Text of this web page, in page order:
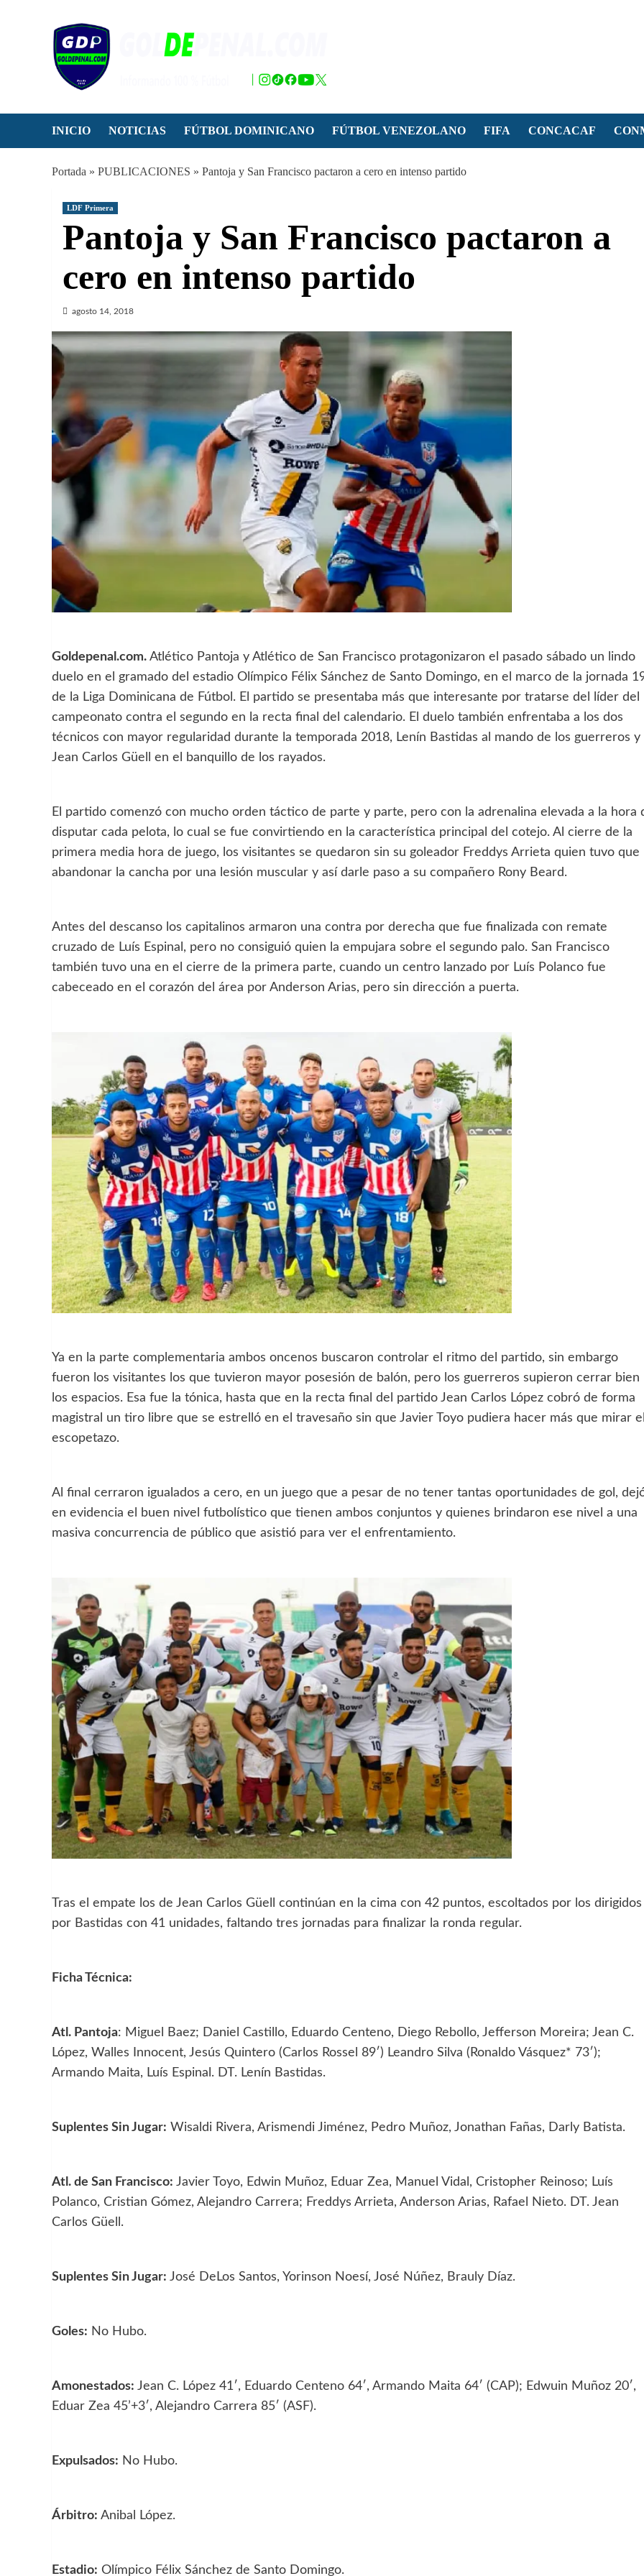
INICIO NOTICIAS FÚTBOL DOMINICANO FÚTBOL VENEZOLANO FIFA CONCACAF
Portada » PUBLICACIONES » Pantoja y San Francisco pactaron a cero en intenso partido
LDF Primera
Pantoja y San Francisco pactaron a
cero en intenso partido
agosto 14, 2018
Goldepenal.com. Atlético Pantoja y Atlético de San Francisco protagonizaron el pasado sábado un lindo
duelo en el gramado del estadio Olímpico Félix Sánchez de Santo Domingo, en el marco de la jornada
de la Liga Dominicana de Fútbol. El partido se presentaba más que interesante por tratarse del líder del
campeonato contra el segundo en la recta final del calendario. El duelo también enfrentaba a los dos
técnicos con mayor regularidad durante la temporada 2018, Lenín Bastidas al mando de los guerreros y
Jean Carlos Güell en el banquillo de los rayados.
El partido comenzó con mucho orden táctico de parte y parte, pero con la adrenalina elevada a la hora
disputar cada pelota, lo cual se fue convirtiendo en la característica principal del cotejo. Al cierre de la
primera media hora de juego, los visitantes se quedaron sin su goleador Freddys Arrieta quien tuvo que
abandonar la cancha por una lesión muscular y así darle paso a su compañero Rony Beard.
Antes del descanso los capitalinos armaron una contra por derecha que fue finalizada con remate
cruzado de Luís Espinal, pero no consiguió quien la empujara sobre el segundo palo. San Francisco
también tuvo una en el cierre de la primera parte, cuando un centro lanzado por Luís Polanco fue
cabeceado en el corazón del área por Anderson Arias, pero sin dirección a puerta.
Ya en la parte complementaria ambos oncenos buscaron controlar el ritmo del partido, sin embargo
fueron los visitantes los que tuvieron mayor posesión de balón, pero los guerreros supieron cerrar bien
los espacios. Esa fue la tónica, hasta que en la recta final del partido Jean Carlos López cobró de forma
magistral un tiro libre que se estrelló en el travesaño sin que Javier Toyo pudiera hacer más que mirar
escopetazo.
Al final cerraron igualados a cero, en un juego que a pesar de no tener tantas oportunidades de gol,
en evidencia el buen nivel futbolístico que tienen ambos conjuntos y quienes brindaron ese nivel a una
masiva concurrencia de público que asistió para ver el enfrentamiento.
Tras el empate los de Jean Carlos Güell continúan en la cima con 42 puntos, escoltados por los dirigidos
por Bastidas con 41 unidades, faltando tres jornadas para finalizar la ronda regular.
Ficha Técnica:
Atl. Pantoja: Miguel Baez; Daniel Castillo, Eduardo Centeno, Diego Rebollo, Jefferson Moreira; Jean C.
López, Walles Innocent, Jesús Quintero (Carlos Rossel 89′) Leandro Silva (Ronaldo Vásquez* 73′);
Armando Maita, Luís Espinal. DT. Lenín Bastidas.
Suplentes Sin Jugar: Wisaldi Rivera, Arismendi Jiménez, Pedro Muñoz, Jonathan Fañas, Darly Batista.
Atl. de San Francisco: Javier Toyo, Edwin Muñoz, Eduar Zea, Manuel Vidal, Cristopher Reinoso; Luís
Polanco, Cristian Gómez, Alejandro Carrera; Freddys Arrieta, Anderson Arias, Rafael Nieto. DT. Jean
Carlos Güell.
Suplentes Sin Jugar: José DeLos Santos, Yorinson Noesí, José Núñez, Brauly Díaz.
Goles: No Hubo.
Amonestados: Jean C. López 41′, Eduardo Centeno 64′, Armando Maita 64′ (CAP); Edwuin Muñoz 20′,
Eduar Zea 45’+3′, Alejandro Carrera 85′ (ASF).
Expulsados: No Hubo.
Árbitro: Anibal López.
Estadio: Olímpico Félix Sánchez de Santo Domingo.